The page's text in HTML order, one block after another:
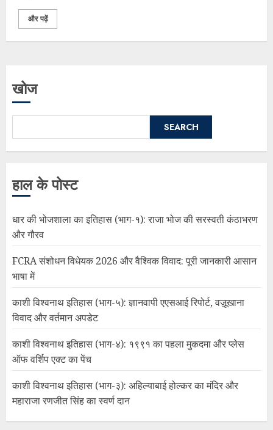
और पढ़ें
खोज
SEARCH
हाल के पोस्ट
धार की भोजशाला का इतिहास (भाग-१): राजा भोज की सरस्वती कंठाभरण
और गौरव
FCRA संशोधन विधेयक 2026 और वैश्विक विवाद: पूरी जानकारी आसान
भाषा में
काशी विश्वनाथ इतिहास (भाग-५): ज्ञानवापी एएसआई रिपोर्ट, वज़ूखाना
विवाद और वर्तमान अपडेट
काशी विश्वनाथ इतिहास (भाग-४): १९९१ का पहला मुकदमा और प्लेस
ऑफ वर्शिप एक्ट का पेंच
काशी विश्वनाथ इतिहास (भाग-३): अहिल्याबाई होल्कर का मंदिर और
महाराजा रणजीत सिंह का स्वर्ण दान